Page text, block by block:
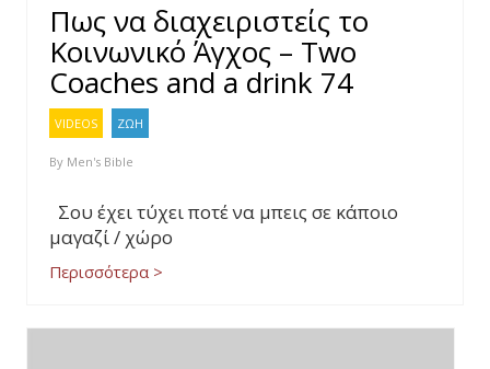
Πως να διαχειριστείς το
Κοινωνικό Άγχος – Two
Coaches and a drink 74
VIDEOS ΖΩΗ
By Men's Bible
Σου έχει τύχει ποτέ να μπεις σε κάποιο
μαγαζί / χώρο
Περισσότερα >